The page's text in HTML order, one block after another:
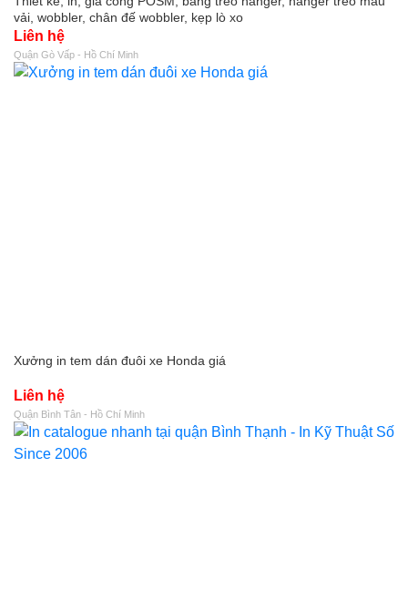
vải, wobbler, chân đế wobbler, kẹp lò xo
Liên hệ
Quận Gò Vấp - Hồ Chí Minh
Xưởng in tem dán đuôi xe Honda giá
Liên hệ
Quận Bình Tân - Hồ Chí Minh